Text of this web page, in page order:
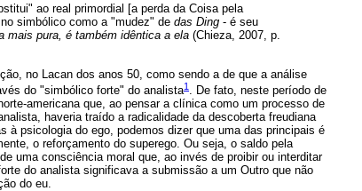
ao real primordial [a perda da Coisa pela
simbólico como a "mudez" de das Ding - é seu
mais pura, é também idêntica a ela (Chieza, 2007, p.
no Lacan dos anos 50, como sendo a de que a análise
do "simbólico forte" do analista1
. De fato, neste período de
americana que, ao pensar a clínica como um processo de
haveria traído a radicalidade da descoberta freudiana
à psicologia do ego, podemos dizer que uma das principais é
o reforçamento do superego. Ou seja, o saldo pela
uma consciência moral que, ao invés de proibir ou interditar
do analista significava a submissão a um Outro que não
do eu.